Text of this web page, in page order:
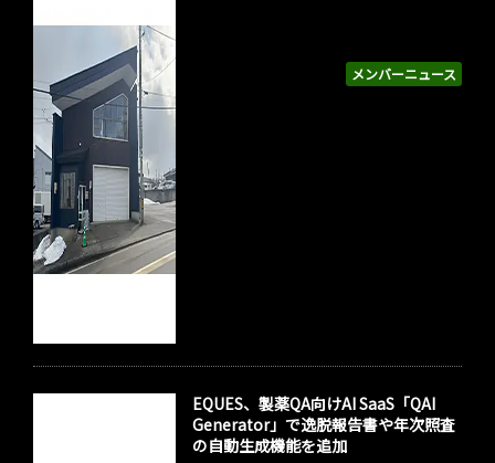
メンバーニュース
EQUES、製薬QA向けAI SaaS「QAI
Generator」で逸脱報告書や年次照査
の自動生成機能を追加